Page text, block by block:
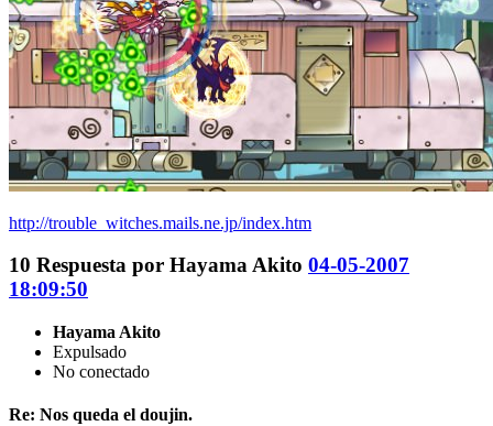
http://trouble_witches.mails.ne.jp/index.htm
10 Respuesta por Hayama Akito 04-05-2007
18:09:50
Hayama Akito
Expulsado
No conectado
Re: Nos queda el doujin.